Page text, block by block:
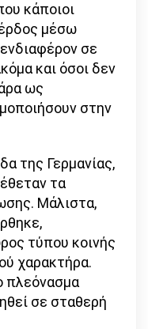
κάποιοι
μέσω
σε
και όσοι δεν
ως
στην
της Γερμανίας,
τα
Μάλιστα,
τύπου κοινής
χαρακτήρα.
πλεόνασμα
σε σταθερή